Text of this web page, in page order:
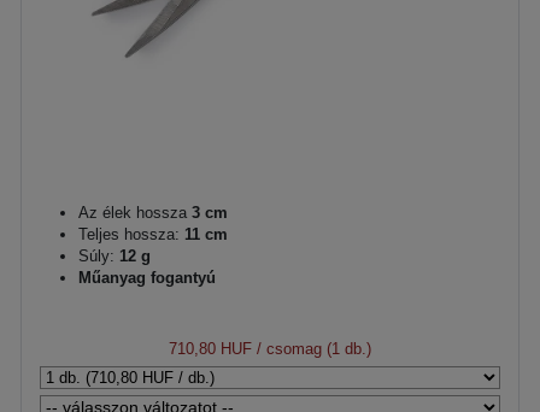
Az élek hossza 3 cm
Teljes hossza: 11 cm
Súly: 12 g
Műanyag fogantyú
710,80 HUF / csomag (1 db.)